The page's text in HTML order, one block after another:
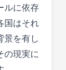
ルに依存
国はそれ
景を有し
の現実に